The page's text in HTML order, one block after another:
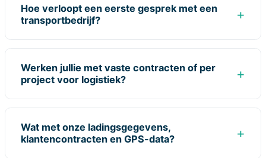
Hoe verloopt een eerste gesprek met een
transportbedrijf?
Werken jullie met vaste contracten of per
project voor logistiek?
Wat met onze ladingsgegevens,
klantencontracten en GPS-data?